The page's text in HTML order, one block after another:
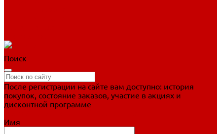
Поиск
После регистрации на сайте вам доступно: история
покупок, состояние заказов, участие в акциях и
дисконтной программе
Имя